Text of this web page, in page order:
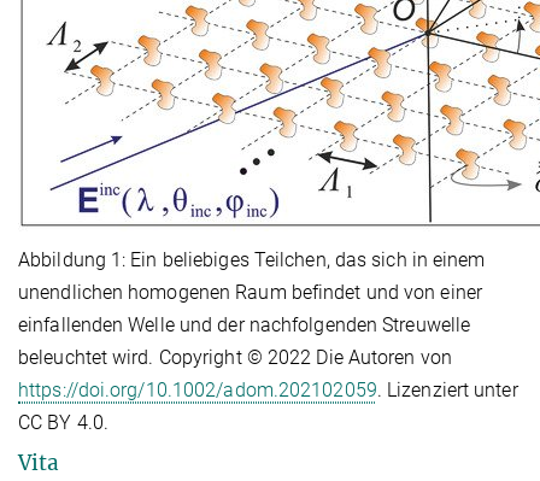
Abbildung 1: Ein beliebiges Teilchen, das sich in einem
unendlichen homogenen Raum befindet und von einer
einfallenden Welle und der nachfolgenden Streuwelle
beleuchtet wird. Copyright © 2022 Die Autoren von
https://doi.org/10.1002/adom.202102059. Lizenziert unter
CC BY 4.0.
Vita